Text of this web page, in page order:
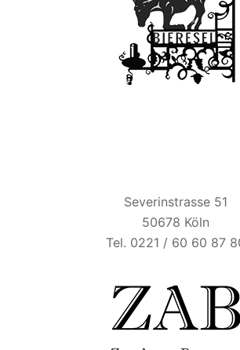
Severinstrasse 51
50678 Köln
Tel. 0221 / 60 60 87